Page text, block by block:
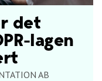
det
lagen
AB